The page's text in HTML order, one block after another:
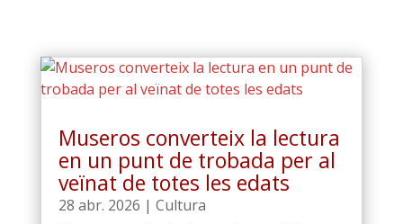
Museros converteix la lectura
en un punt de trobada per al
veïnat de totes les edats
28 abr. 2026 | Cultura